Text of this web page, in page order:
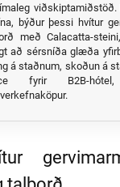
býður þessi hvítur
með Calacatta-
að sérsníða glæða
á staðnum, skoðun á
fyrir B2B-